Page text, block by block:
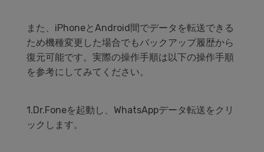
また、iPhoneとAndroid間でデータを転送できる
ため機種変更した場合でもバックアップ履歴から
復元可能です。実際の操作手順は以下の操作手順
を参考にしてみてください。
1.Dr.Foneを起動し、WhatsAppデータ転送をクリ
ックします。